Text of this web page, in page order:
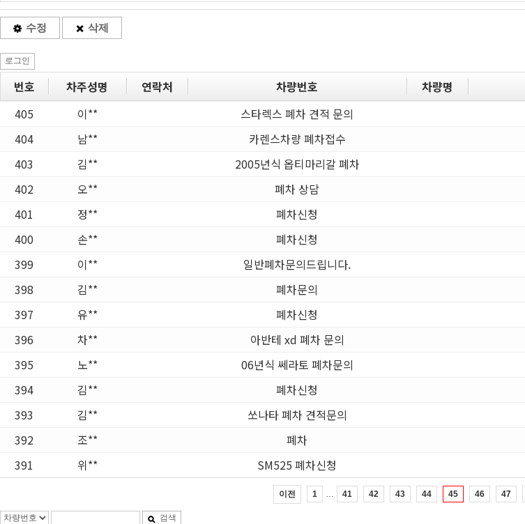
수정 삭제
로그인
번호 차주성명 연락처 차량번호 차량명
405
이** 스타렉스 폐차 견적 문의
404
남** 카렌스차량 폐차접수
403
김** 2005년식 옵티마리갈 폐차
402
오** 폐차 상담
401
정** 폐차신청
400
손** 폐차신청
399
이** 일반폐차문의드립니다.
398
김** 폐차문의
397
유** 폐차신청
396
차** 아반테 xd 폐차 문의
395
노** 06년식 쎄라토 폐차문의
394
김** 폐차신청
393
김** 쏘나타 폐차 견적문의
392
조** 폐차
391
위** SM525 폐차신청
이전 1 41 42 43 44 45 46 47
검색